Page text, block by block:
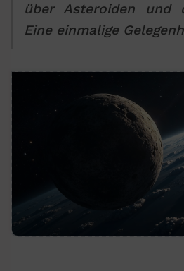
über Asteroiden und
Eine einmalige